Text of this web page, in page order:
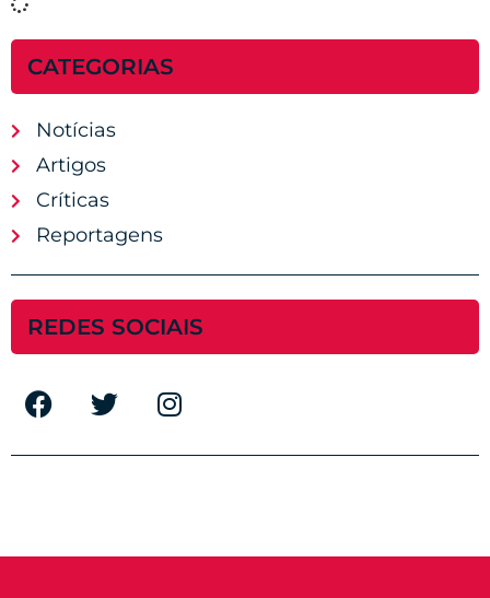
CATEGORIAS
Notícias
Artigos
Críticas
Reportagens
REDES SOCIAIS